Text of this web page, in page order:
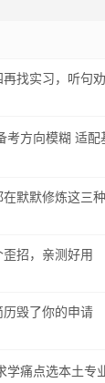
找实习，听句劝
考方向模糊 适配
默默修炼这三
招，亲测好用
毁了你的申请
学痛点选本土专